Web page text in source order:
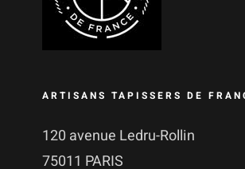
ARTISANS TAPISSERS DE
120 avenue Ledru-Rollin
75011 PARIS